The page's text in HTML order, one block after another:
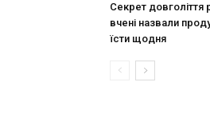
Секрет довголіття
вчені назвали
їсти щодня